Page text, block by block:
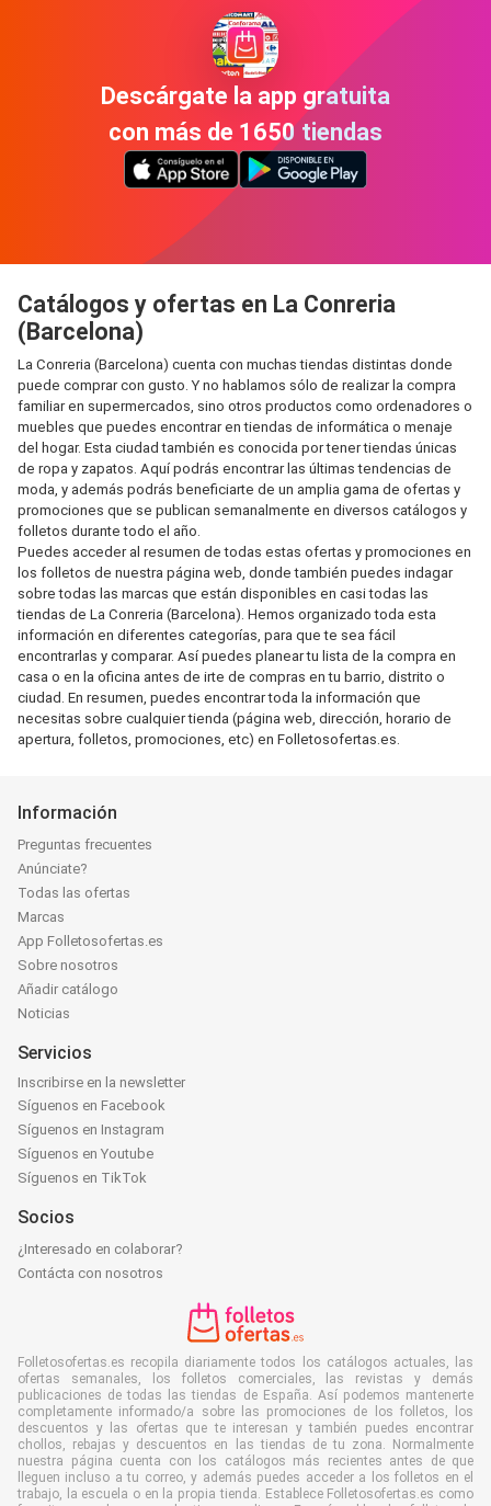
Descárgate la app gratuita
con más de 1650 tiendas
Catálogos y ofertas en La Conreria
(Barcelona)
La Conreria (Barcelona) cuenta con muchas tiendas distintas donde
puede comprar con gusto. Y no hablamos sólo de realizar la compra
familiar en supermercados, sino otros productos como ordenadores o
muebles que puedes encontrar en tiendas de informática o menaje
del hogar. Esta ciudad también es conocida por tener tiendas únicas
de ropa y zapatos. Aquí podrás encontrar las últimas tendencias de
moda, y además podrás beneficiarte de un amplia gama de ofertas y
promociones que se publican semanalmente en diversos catálogos y
folletos durante todo el año.
Puedes acceder al resumen de todas estas ofertas y promociones en
los folletos de nuestra página web, donde también puedes indagar
sobre todas las marcas que están disponibles en casi todas las
tiendas de La Conreria (Barcelona). Hemos organizado toda esta
información en diferentes categorías, para que te sea fácil
encontrarlas y comparar. Así puedes planear tu lista de la compra en
casa o en la oficina antes de irte de compras en tu barrio, distrito o
ciudad. En resumen, puedes encontrar toda la información que
necesitas sobre cualquier tienda (página web, dirección, horario de
apertura, folletos, promociones, etc) en Folletosofertas.es.
Información
Preguntas frecuentes
Anúnciate?
Todas las ofertas
Marcas
App Folletosofertas.es
Sobre nosotros
Añadir catálogo
Noticias
Servicios
Inscribirse en la newsletter
Síguenos en Facebook
Síguenos en Instagram
Síguenos en Youtube
Síguenos en TikTok
Socios
¿Interesado en colaborar?
Contácta con nosotros
Folletosofertas.es recopila diariamente todos los catálogos actuales, las
ofertas semanales, los folletos comerciales, las revistas y demás
publicaciones de todas las tiendas de España. Así podemos mantenerte
completamente informado/a sobre las promociones de los folletos, los
descuentos y las ofertas que te interesan y también puedes encontrar
chollos, rebajas y descuentos en las tiendas de tu zona. Normalmente
nuestra página cuenta con los catálogos más recientes antes de que
lleguen incluso a tu correo, y además puedes acceder a los folletos en el
trabajo, la escuela o en la propia tienda. Establece Folletosofertas.es como